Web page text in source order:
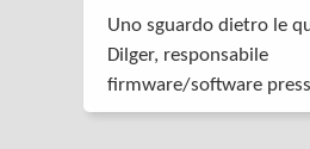
Uno sguardo dietro le
Dilger, responsabile
firmware/software